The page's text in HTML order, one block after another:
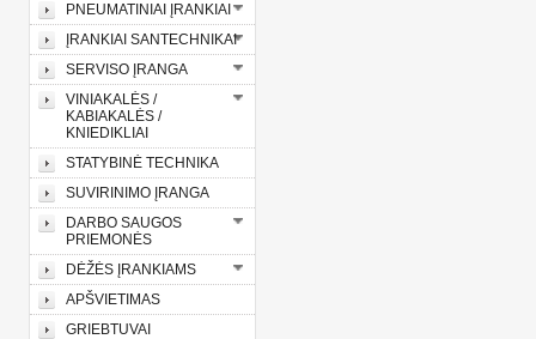
PNEUMATINIAI ĮRANKIAI
ĮRANKIAI SANTECHNIKAI
SERVISO ĮRANGA
VINIAKALĖS /
KABIAKALĖS /
KNIEDIKLIAI
STATYBINĖ TECHNIKA
SUVIRINIMO ĮRANGA
DARBO SAUGOS
PRIEMONĖS
DĖŽĖS ĮRANKIAMS
APŠVIETIMAS
GRIEBTUVAI